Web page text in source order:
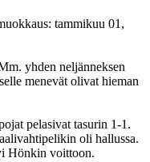
: tammikuu 01,
yhden neljänneksen
menevät olivat hieman
pelasivat tasurin 1-1.
oli hallussa.
Hönkin voittoon.